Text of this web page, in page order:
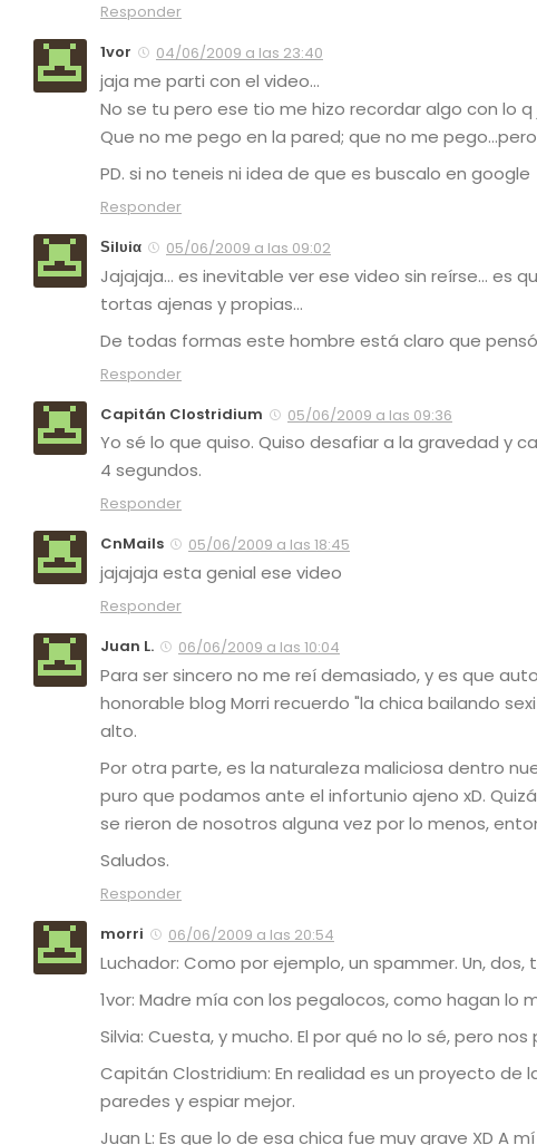
Responder
1vor
04/06/2009 a las 23:40
jaja me parti con el video…
No se tu pero ese tio me hizo recordar algo con lo
Que no me pego en la pared; que no me
PD. si no teneis ni idea de que es buscalo en google
Responder
Ѕilυiα
05/06/2009 a las 09:02
Jajajaja… es inevitable ver ese video sin reírse… es
tortas ajenas y propias…
De todas formas este hombre está claro que
Responder
Capitán Clostridium
05/06/2009 a las 09:36
Yo sé lo que quiso. Quiso desafiar a la gravedad y
4 segundos.
Responder
CnMails
05/06/2009 a las 18:45
jajajaja esta genial ese video
Responder
Juan L.
06/06/2009 a las 10:04
Para ser sincero no me reí demasiado, y es que
honorable blog Morri recuerdo "la chica bailando
alto.
Por otra parte, es la naturaleza maliciosa dentro
puro que podamos ante el infortunio ajeno xD.
se rieron de nosotros alguna vez por lo menos,
Saludos.
Responder
morri
06/06/2009 a las 20:54
Luchador: Como por ejemplo, un spammer. Un, dos,
1vor: Madre mía con los pegalocos, como hagan lo
Silvia: Cuesta, y mucho. El por qué no lo sé, pero
Capitán Clostridium: En realidad es un proyecto de
paredes y espiar mejor.
Juan L: Es que lo de esa chica fue muy grave XD A